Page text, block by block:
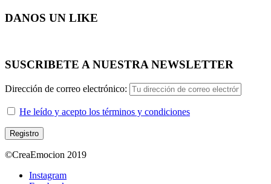
DANOS UN LIKE
SUSCRIBETE A NUESTRA NEWSLETTER
Dirección de correo electrónico:
He leído y acepto los términos y condiciones
©CreaEmocion 2019
Instagram